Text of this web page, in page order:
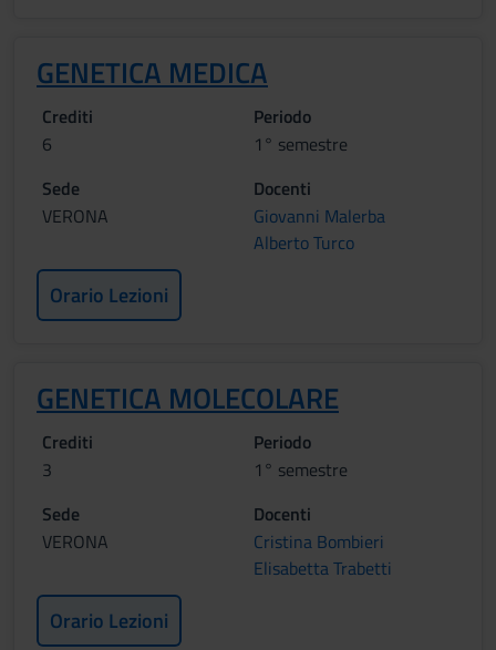
GENETICA MEDICA
Crediti
6
Periodo
1° semestre
Sede
VERONA
Docenti
Giovanni Malerba
Alberto Turco
Orario Lezioni
GENETICA MOLECOLARE
Crediti
3
Periodo
1° semestre
Sede
VERONA
Docenti
Cristina Bombieri
Elisabetta Trabetti
Orario Lezioni